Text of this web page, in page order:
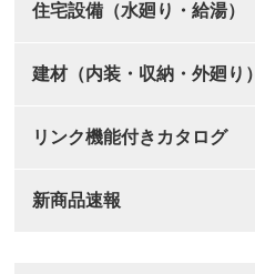
住宅設備（水廻り・給湯）
建材（内装・収納・外廻り）
リンク機能付きカタログ
新商品速報